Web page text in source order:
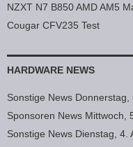
NZXT N7 B850 AMD AM5
Cougar CFV235 Test
HARDWARE NEWS
Sonstige News Donnerstag,
Sponsoren News Mittwoch,
Sonstige News Dienstag, 4.